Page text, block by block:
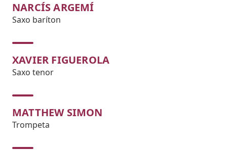
NARCÍS ARGEMÍ
Saxo baríton
XAVIER FIGUEROLA
Saxo tenor
MATTHEW SIMON
Trompeta